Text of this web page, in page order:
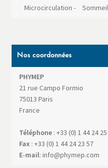
Microcirculation - Sommeil
Nos coordonnées
PHYMEP
21 rue Campo Formio
75013 Paris
France
Téléphone: +33 (0) 1 44 24
Fax: +33 (0) 1 44 24 23 57
E-mail: info@phymep.com